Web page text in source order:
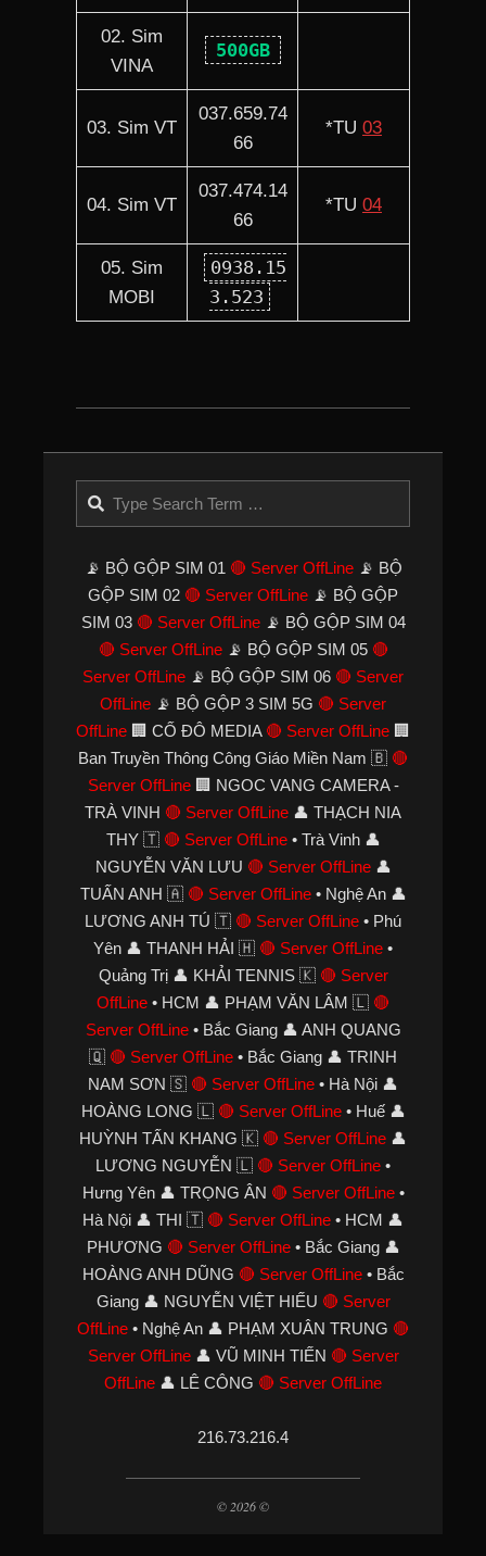
02. Sim
VINA
500GB
03. Sim VT
037.659.74
66
*TU 03
04. Sim VT
037.474.14
66
*TU 04
05. Sim
MOBI
0938.15
3.523
08-
📡 BỘ GỘP SIM 01 🔴 Server OffLine📡 BỘ
GỘP SIM 02 🔴 Server OffLine 📡 BỘ GỘP
SIM 03 🔴 Server OffLine📡 BỘ GỘP SIM 04
🔴 Server OffLine📡 BỘ GỘP SIM 05 🔴
Server OffLine 📡 BỘ GỘP SIM 06 🔴 Server
OffLine 📡 BỘ GỘP 3 SIM 5G 🔴 Server
OffLine 🏢 CỐ ĐÔ MEDIA 🔴 Server OffLine 🏢
Ban Truyền Thông Công Giáo Miền Nam 🇧 🔴
Server OffLine🏢 NGOC VANG CAMERA -
TRÀ VINH 🔴 Server OffLine 👤 THẠCH NIA
THY 🇹 🔴 Server OffLine• Trà Vinh 👤
NGUYỄN VĂN LƯU 🔴 Server OffLine👤
TUẤN ANH 🇦 🔴 Server OffLine• Nghệ An 👤
LƯƠNG ANH TÚ 🇹 🔴 Server OffLine • Phú
Yên 👤 THANH HẢI 🇭 🔴 Server OffLine •
Quảng Trị 👤 KHẢI TENNIS 🇰 🔴 Server
OffLine • HCM 👤 PHẠM VĂN LÂM 🇱 🔴
Server OffLine• Bắc Giang 👤 ANH QUANG
🇶 🔴 Server OffLine • Bắc Giang 👤 TRINH
NAM SƠN 🇸 🔴 Server OffLine • Hà Nội 👤
HOÀNG LONG 🇱 🔴 Server OffLine• Huế 👤
HUỲNH TẤN KHANG 🇰 🔴 Server OffLine 👤
LƯƠNG NGUYỄN 🇱 🔴 Server OffLine •
Hưng Yên 👤 TRỌNG ÂN 🔴 Server OffLine•
Hà Nội 👤 THI 🇹 🔴 Server OffLine • HCM 👤
PHƯƠNG 🔴 Server OffLine• Bắc Giang 👤
HOÀNG ANH DŨNG 🔴 Server OffLine• Bắc
Giang 👤 NGUYỄN VIỆT HIẾU 🔴 Server
OffLine • Nghệ An 👤 PHẠM XUÂN TRUNG 🔴
Server OffLine👤 VŨ MINH TIẾN 🔴 Server
OffLine 👤 LÊ CÔNG 🔴 Server OffLine
216.73.216.4
© 2026 ©